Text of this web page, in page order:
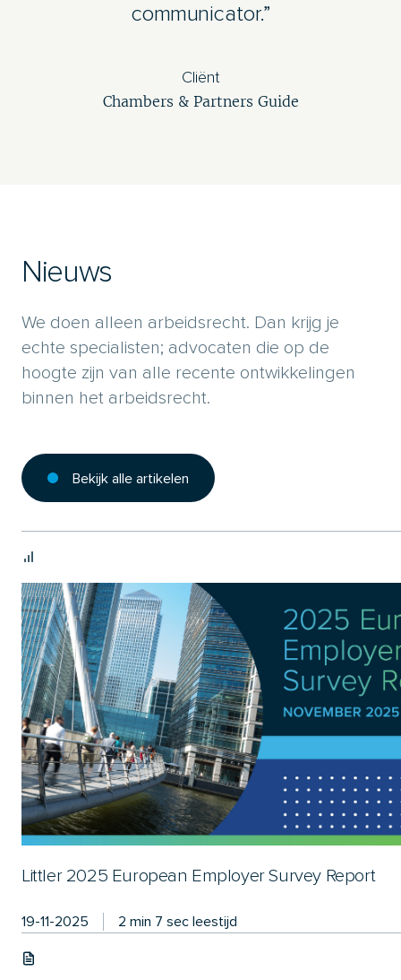
communicator.”
Cliënt
Chambers & Partners Guide
Nieuws
We doen alleen arbeidsrecht. Dan krijg je
echte specialisten; advocaten die op de
hoogte zijn van alle recente ontwikkelingen
binnen het arbeidsrecht.
Bekijk alle artikelen
Littler 2025 European Employer Survey Report
19-11-2025 2 min 7 sec leestijd